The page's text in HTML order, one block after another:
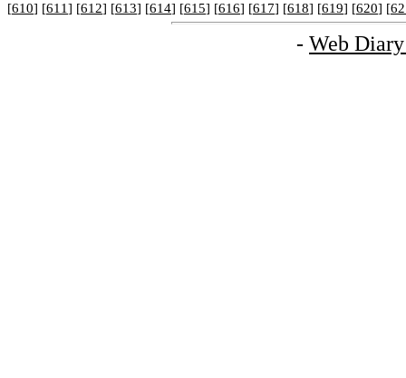
[610] [611] [612] [613] [614] [615] [616] [617] [618] [619] [620] [
- Web